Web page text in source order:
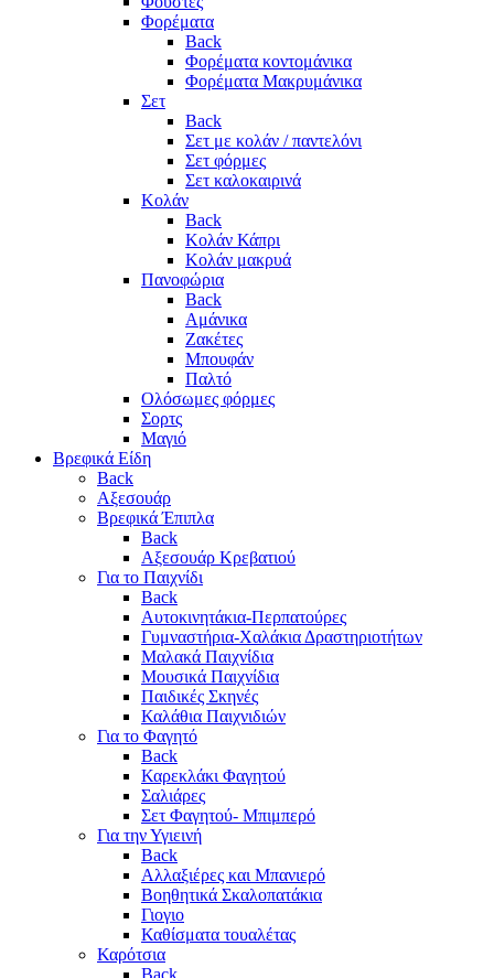
Φορέματα
Back
Φορέματα κοντομάνικα
Φορέματα Μακρυμάνικα
Σετ
Back
Σετ με κολάν / παντελόνι
Σετ φόρμες
Σετ καλοκαιρινά
Κολάν
Back
Κολάν Κάπρι
Κολάν μακρυά
Πανοφώρια
Back
Αμάνικα
Ζακέτες
Μπουφάν
Παλτό
Ολόσωμες φόρμες
Σορτς
Μαγιό
Βρεφικά Είδη
Back
Αξεσουάρ
Βρεφικά Έπιπλα
Back
Αξεσουάρ Κρεβατιού
Για το Παιχνίδι
Back
Αυτοκινητάκια-Περπατούρες
Γυμναστήρια-Χαλάκια Δραστηριοτήτων
Μαλακά Παιχνίδια
Μουσικά Παιχνίδια
Παιδικές Σκηνές
Καλάθια Παιχνιδιών
Για το Φαγητό
Back
Καρεκλάκι Φαγητού
Σαλιάρες
Σετ Φαγητού- Μπιμπερό
Για την Υγιεινή
Back
Αλλαξιέρες και Μπανιερό
Βοηθητικά Σκαλοπατάκια
Γιογιο
Καθίσματα τουαλέτας
Καρότσια
Back